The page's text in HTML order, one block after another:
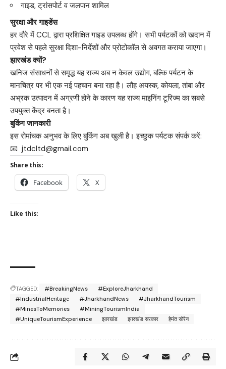
गाइड, ट्रांसपोर्ट व जलपान शामिल
सुरक्षा और गाइडेंस
हर दौरे में CCL द्वारा प्रशिक्षित गाइड उपलब्ध होंगे। सभी पर्यटकों को खदान में
प्रवेश से पहले सुरक्षा दिशा-निर्देशों और प्रोटोकॉल से अवगत कराया जाएगा।
झारखंड क्यों?
खनिज संसाधनों से समृद्ध यह राज्य अब न केवल उद्योग, बल्कि पर्यटन के
मानचित्र पर भी एक नई पहचान बना रहा है। लौह अयस्क, कोयला, तांबा और
अभ्रक उत्पादन में अग्रणी होने के कारण यह राज्य माइनिंग टूरिज्म का सबसे
उपयुक्त केंद्र बनता है।
बुकिंग जानकारी
इस रोमांचक अनुभव के लिए बुकिंग अब खुली है। इच्छुक पर्यटक संपर्क करें:
📧 jtdcltd@gmail.com
Share this:
Facebook X
Like this:
TAGGED: #BreakingNews
#ExploreJharkhand
#IndustrialHeritage
#JharkhandNews
#JharkhandTourism
#MinesToMemories
#MiningTourismIndia
#UniqueTourismExperience
झारखंड झारखंड सरकार हेमंत सोरेन